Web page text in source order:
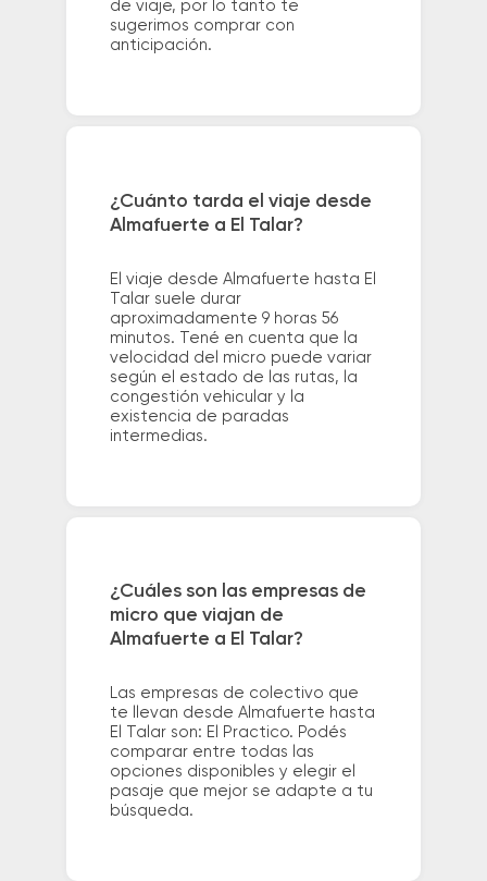
de viaje, por lo tanto te
sugerimos comprar con
anticipación.
¿Cuánto tarda el viaje desde
Almafuerte a El Talar?
El viaje desde Almafuerte hasta El
Talar suele durar
aproximadamente 9 horas 56
minutos. Tené en cuenta que la
velocidad del micro puede variar
según el estado de las rutas, la
congestión vehicular y la
existencia de paradas
intermedias.
¿Cuáles son las empresas de
micro que viajan de
Almafuerte a El Talar?
Las empresas de colectivo que
te llevan desde Almafuerte hasta
El Talar son: El Practico. Podés
comparar entre todas las
opciones disponibles y elegir el
pasaje que mejor se adapte a tu
búsqueda.